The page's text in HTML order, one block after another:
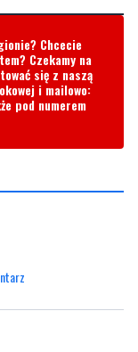
się z naszą
pod numerem